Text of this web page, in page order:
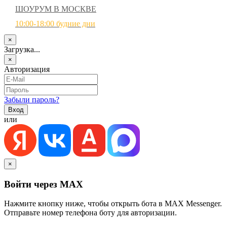
ШОУРУМ В МОСКВЕ
10:00-18:00 будние дни
×
Загрузка...
×
Авторизация
Забыли пароль?
или
×
Войти через MAX
Нажмите кнопку ниже, чтобы открыть бота в MAX Messenger.
Отправьте номер телефона боту для авторизации.